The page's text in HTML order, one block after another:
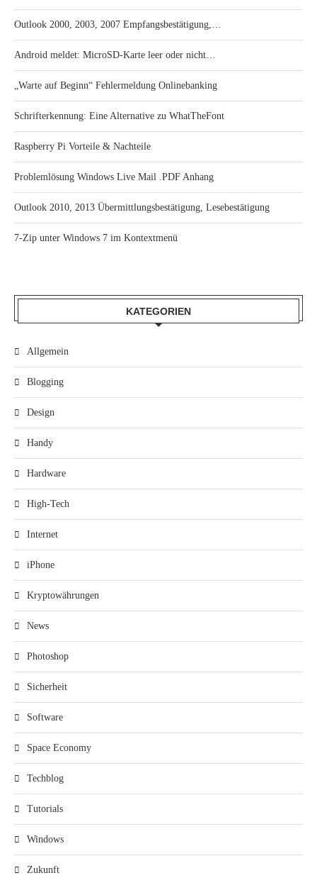
Outlook 2000, 2003, 2007 Empfangsbestätigung,…
Android meldet: MicroSD-Karte leer oder nicht…
„Warte auf Beginn“ Fehlermeldung Onlinebanking
Schrifterkennung: Eine Alternative zu WhatTheFont
Raspberry Pi Vorteile & Nachteile
Problemlösung Windows Live Mail .PDF Anhang
Outlook 2010, 2013 Übermittlungsbestätigung, Lesebestätigung
7-Zip unter Windows 7 im Kontextmenü
KATEGORIEN
Allgemein
Blogging
Design
Handy
Hardware
High-Tech
Internet
iPhone
Kryptowährungen
News
Photoshop
Sicherheit
Software
Space Economy
Techblog
Tutorials
Windows
Zukunft